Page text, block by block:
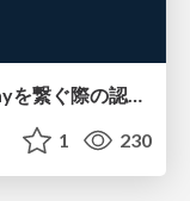
Claude CodeとAgentCore Gatewayを繋ぐ際の認証認可 / Authentication and authorization when connecting Claude Code with AgentCore Gateway
1 230